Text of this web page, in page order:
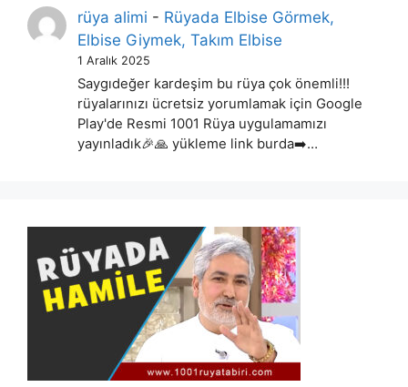
rüya alimi - Rüyada Elbise Görmek,
Elbise Giymek, Takım Elbise
1 Aralık 2025
Saygıdeğer kardeşim bu rüya çok önemli!!!
rüyalarınızı ücretsiz yorumlamak için Google
Play'de Resmi 1001 Rüya uygulamamızı
yayınladık🎉🙏 yükleme link burda➡️…